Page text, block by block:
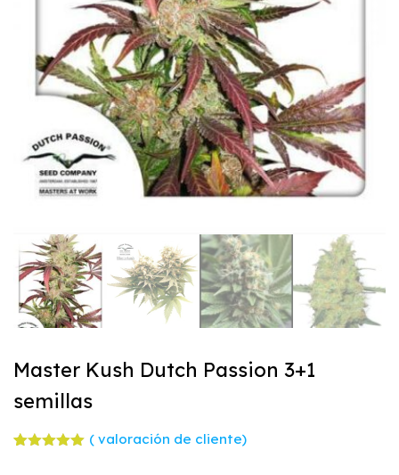
Master Kush Dutch Passion 3+1
semillas
( valoración de cliente)